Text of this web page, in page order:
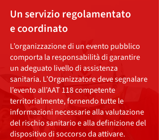
Un servizio regolamentato
e coordinato
L’organizzazione di un evento pubblico
comporta la responsabilità di garantire
un adeguato livello di assistenza
sanitaria. L’Organizzatore deve segnalare
l’evento all’AAT 118 competente
territorialmente, fornendo tutte le
informazioni necessarie alla valutazione
del rischio sanitario e alla definizione del
dispositivo di soccorso da attivare.